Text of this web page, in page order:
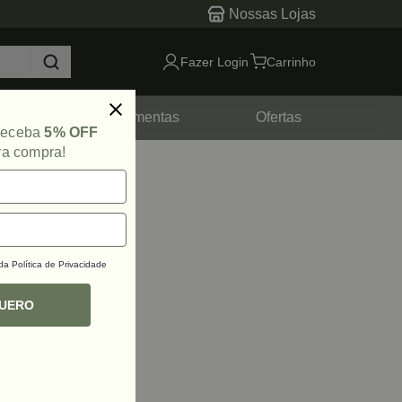
Nossas Lojas
Fazer Login Carrinho
Ferramentas
Ofertas
5% OFF
compra!
Política de Privacidade